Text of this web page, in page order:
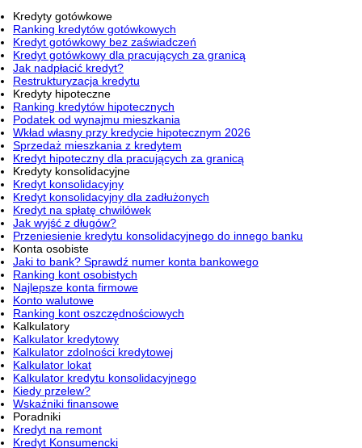
Kredyty gotówkowe
Ranking kredytów gotówkowych
Kredyt gotówkowy bez zaświadczeń
Kredyt gotówkowy dla pracujących za granicą
Jak nadpłacić kredyt?
Restrukturyzacja kredytu
Kredyty hipoteczne
Ranking kredytów hipotecznych
Podatek od wynajmu mieszkania
Wkład własny przy kredycie hipotecznym 2026
Sprzedaż mieszkania z kredytem
Kredyt hipoteczny dla pracujących za granicą
Kredyty konsolidacyjne
Kredyt konsolidacyjny
Kredyt konsolidacyjny dla zadłużonych
Kredyt na spłatę chwilówek
Jak wyjść z długów?
Przeniesienie kredytu konsolidacyjnego do innego banku
Konta osobiste
Jaki to bank? Sprawdź numer konta bankowego
Ranking kont osobistych
Najlepsze konta firmowe
Konto walutowe
Ranking kont oszczędnościowych
Kalkulatory
Kalkulator kredytowy
Kalkulator zdolności kredytowej
Kalkulator lokat
Kalkulator kredytu konsolidacyjnego
Kiedy przelew?
Wskaźniki finansowe
Poradniki
Kredyt na remont
Kredyt Konsumencki